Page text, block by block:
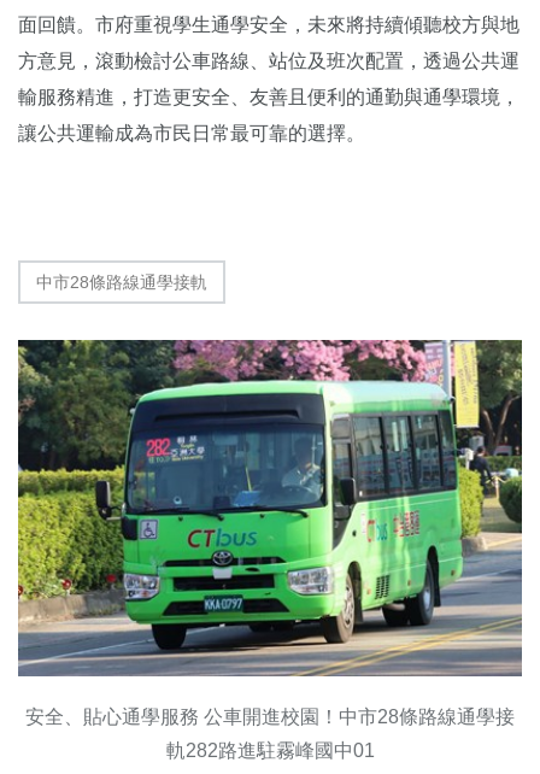
面回饋。市府重視學生通學安全，未來將持續傾聽校方與地
方意見，滾動檢討公車路線、站位及班次配置，透過公共運
輸服務精進，打造更安全、友善且便利的通勤與通學環境，
讓公共運輸成為市民日常最可靠的選擇。
中市28條路線通學接軌
安全、貼心通學服務 公車開進校園！中市28條路線通學接
軌282路進駐霧峰國中01